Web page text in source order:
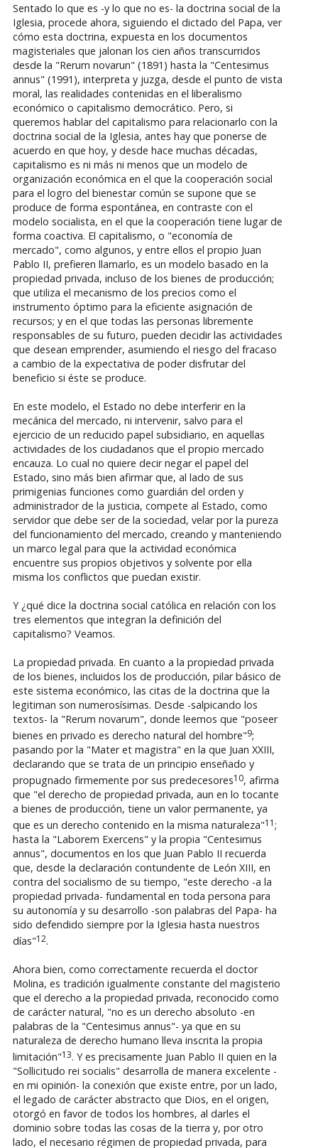
Sentado lo que es -y lo que no es- la doctrina social de la
Iglesia, procede ahora, siguiendo el dictado del Papa, ver
cómo esta doctrina, expuesta en los documentos
magisteriales que jalonan los cien años transcurridos
desde la "Rerum novarun" (1891) hasta la "Centesimus
annus" (1991), interpreta y juzga, desde el punto de vista
moral, las realidades contenidas en el liberalismo
económico o capitalismo democrático. Pero, si
queremos hablar del capitalismo para relacionarlo con la
doctrina social de la Iglesia, antes hay que ponerse de
acuerdo en que hoy, y desde hace muchas décadas,
capitalismo es ni más ni menos que un modelo de
organización económica en el que la cooperación social
para el logro del bienestar común se supone que se
produce de forma espontánea, en contraste con el
modelo socialista, en el que la cooperación tiene lugar de
forma coactiva. El capitalismo, o "economía de
mercado", como algunos, y entre ellos el propio Juan
Pablo II, prefieren llamarlo, es un modelo basado en la
propiedad privada, incluso de los bienes de producción;
que utiliza el mecanismo de los precios como el
instrumento óptimo para la eficiente asignación de
recursos; y en el que todas las personas libremente
responsables de su futuro, pueden decidir las actividades
que desean emprender, asumiendo el riesgo del fracaso
a cambio de la expectativa de poder disfrutar del
beneficio si éste se produce.
En este modelo, el Estado no debe interferir en la
mecánica del mercado, ni intervenir, salvo para el
ejercicio de un reducido papel subsidiario, en aquellas
actividades de los ciudadanos que el propio mercado
encauza. Lo cual no quiere decir negar el papel del
Estado, sino más bien afirmar que, al lado de sus
primigenias funciones como guardián del orden y
administrador de la justicia, compete al Estado, como
servidor que debe ser de la sociedad, velar por la pureza
del funcionamiento del mercado, creando y manteniendo
un marco legal para que la actividad económica
encuentre sus propios objetivos y solvente por ella
misma los conflictos que puedan existir.
Y ¿qué dice la doctrina social católica en relación con los
tres elementos que integran la definición del
capitalismo? Veamos.
La propiedad privada. En cuanto a la propiedad privada
de los bienes, incluidos los de producción, pilar básico de
este sistema económico, las citas de la doctrina que la
legitiman son numerosísimas. Desde -salpicando los
textos- la "Rerum novarum", donde leemos que "poseer
bienes en privado es derecho natural del hombre"9;
pasando por la "Mater et magistra" en la que Juan XXIII,
declarando que se trata de un principio enseñado y
propugnado firmemente por sus predecesores10, afirma
que "el derecho de propiedad privada, aun en lo tocante
a bienes de producción, tiene un valor permanente, ya
que es un derecho contenido en la misma naturaleza"11;
hasta la "Laborem Exercens" y la propia "Centesimus
annus", documentos en los que Juan Pablo II recuerda
que, desde la declaración contundente de León XIII, en
contra del socialismo de su tiempo, "este derecho -a la
propiedad privada- fundamental en toda persona para
su autonomía y su desarrollo -son palabras del Papa- ha
sido defendido siempre por la Iglesia hasta nuestros
días"12.
Ahora bien, como correctamente recuerda el doctor
Molina, es tradición igualmente constante del magisterio
que el derecho a la propiedad privada, reconocido como
de carácter natural, "no es un derecho absoluto -en
palabras de la "Centesimus annus"- ya que en su
naturaleza de derecho humano lleva inscrita la propia
limitación"13. Y es precisamente Juan Pablo II quien en la
"Sollicitudo rei socialis" desarrolla de manera excelente -
en mi opinión- la conexión que existe entre, por un lado,
el legado de carácter abstracto que Dios, en el origen,
otorgó en favor de todos los hombres, al darles el
dominio sobre todas las cosas de la tierra y, por otro
lado, el necesario régimen de propiedad privada, para